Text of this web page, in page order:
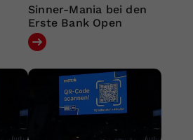
Sinner-Mania bei den
Erste Bank Open